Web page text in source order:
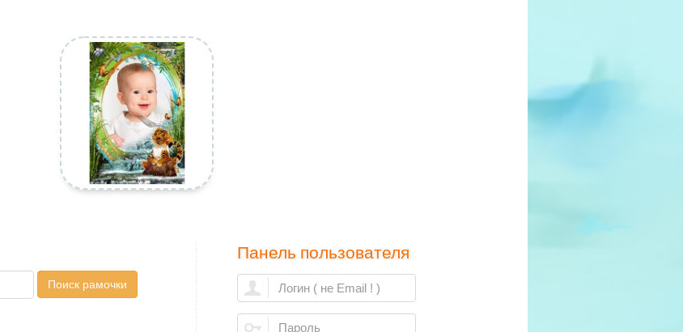
Поиск рамочки
Панель пользователя